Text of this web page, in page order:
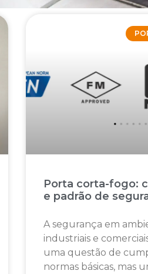
Porta corta-fogo:
e padrão de
A segurança em
industriais e
uma questão de
normas básicas, mas